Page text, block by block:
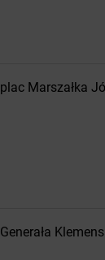
plac Marszałka
Generała